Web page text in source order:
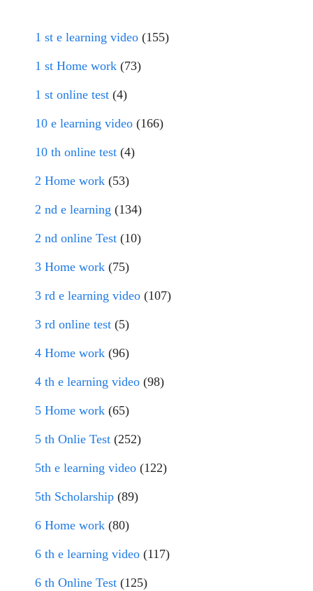
1 st e learning video (155)
1 st Home work (73)
1 st online test (4)
10 e learning video (166)
10 th online test (4)
2 Home work (53)
2 nd e learning (134)
2 nd online Test (10)
3 Home work (75)
3 rd e learning video (107)
3 rd online test (5)
4 Home work (96)
4 th e learning video (98)
5 Home work (65)
5 th Onlie Test (252)
5th e learning video (122)
5th Scholarship (89)
6 Home work (80)
6 th e learning video (117)
6 th Online Test (125)